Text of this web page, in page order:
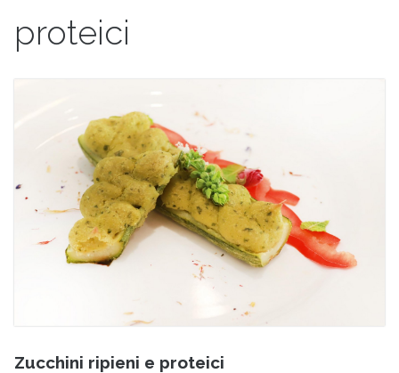
proteici
Zucchini ripieni e proteici